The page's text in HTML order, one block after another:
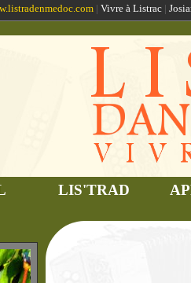
| Vivre à Listrac|
LIS'TRAD